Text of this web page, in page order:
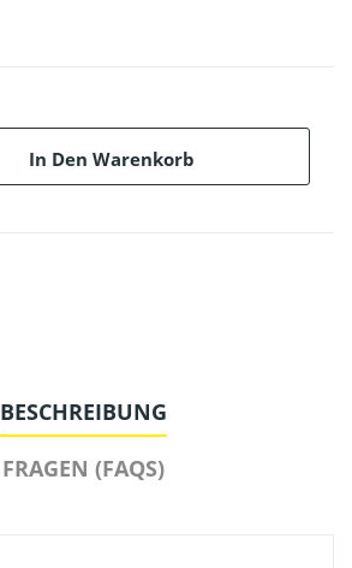
In Den Warenkorb
BESCHREIBUNG
FRAGEN (FAQS)